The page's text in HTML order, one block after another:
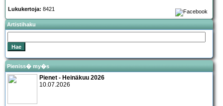
Lukukertoja: 8421
Artistihaku
Pieniss� my�s
Pienet - Heinäkuu 2026
10.07.2026